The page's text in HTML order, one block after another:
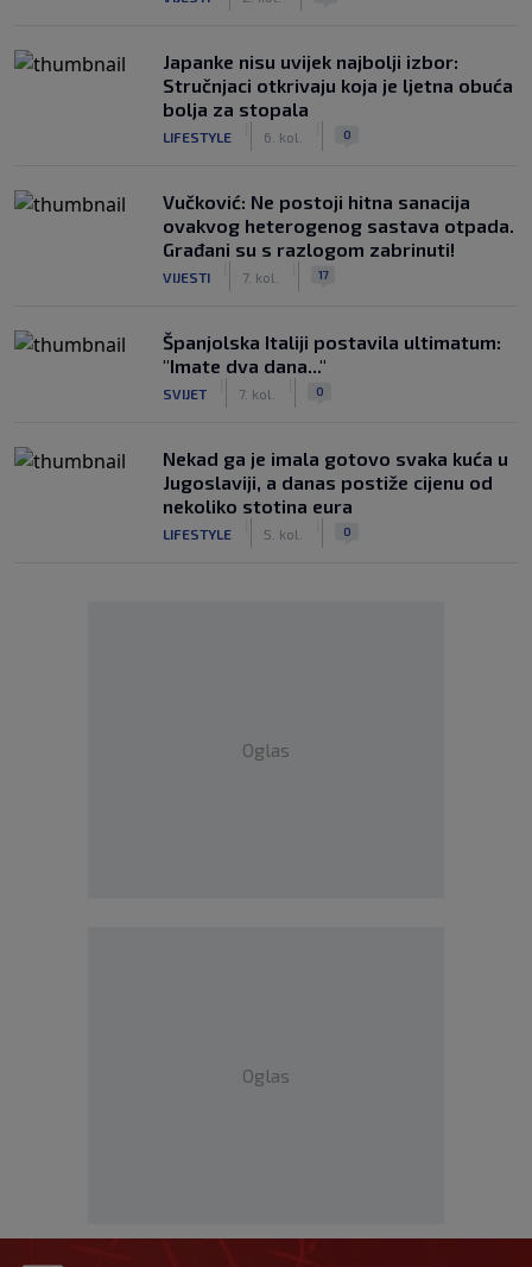
Japanke nisu uvijek najbolji izbor:
Stručnjaci otkrivaju koja je ljetna obuća
bolja za stopala
LIFESTYLE 6. kol. 0
Vučković: Ne postoji hitna sanacija
ovakvog heterogenog sastava otpada.
Građani su s razlogom zabrinuti!
VIJESTI 7. kol. 17
Španjolska Italiji postavila ultimatum:
"Imate dva dana..."
SVIJET 7. kol. 0
Nekad ga je imala gotovo svaka kuća u
Jugoslaviji, a danas postiže cijenu od
nekoliko stotina eura
LIFESTYLE 5. kol. 0
Oglas
Oglas